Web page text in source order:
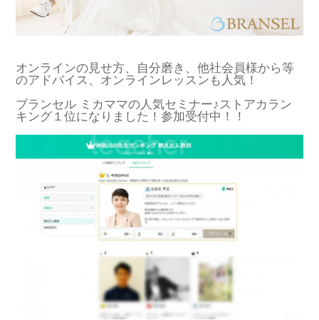
オンラインの見せ方、自分磨き、他社会員様から等
のアドバイス、オンラインレッスンも人気！
ブランセル ミカママの人気セミナー♪ストアカラン
キング１位になりました！参加受付中！！